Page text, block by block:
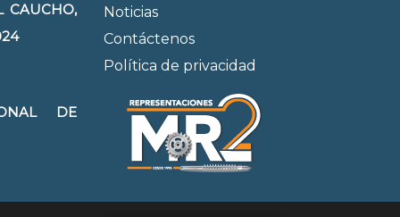
CAUCHO,
DE
Noticias
Contáctenos
Política de privacidad